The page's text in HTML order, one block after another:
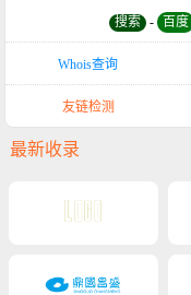
搜索 - 百度
Whois查询
友链检测
最新收录